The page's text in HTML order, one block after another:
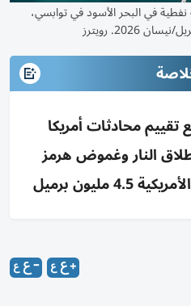
في البحر الأسود في توابسي،
تقييم محادثات أمريكا
النار وغموض هرمز
برميل